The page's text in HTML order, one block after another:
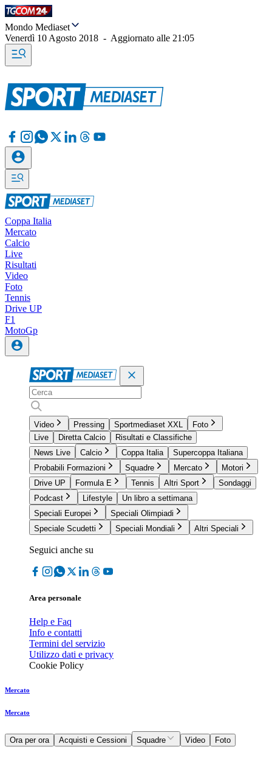
Mondo Mediaset
Venerdì 10 Agosto 2018 - Aggiornato alle 21:05
Coppa Italia
Mercato
Calcio
Live
Risultati
Video
Foto
Tennis
Drive UP
F1
MotoGp
Video Pressing Sportmediaset XXL
Foto
Live
Diretta Calcio
Risultati e Classifiche
News Live
Calcio Coppa Italia
Supercoppa Italiana
Probabili Formazioni
Squadre Mercato
Motori
Drive UP
Formula E Tennis Altri Sport
Sondaggi
Podcast
Lifestyle
Un libro a settimana
Speciali Europei
Speciali Olimpiadi
Speciale Scudetti
Speciali Mondiali Altri Speciali
Seguici anche su
Area personale
Help e Faq
Info e contatti
Termini del servizio
Utilizzo dati e privacy
Cookie Policy
Mercato
Mercato
Ora per ora Acquisti e Cessioni Squadre Video Foto